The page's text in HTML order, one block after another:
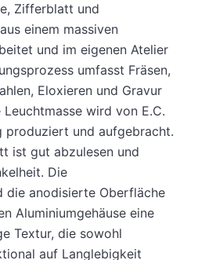
Zifferblatt und
einem massiven
und im eigenen Atelier
umfasst Fräsen,
Eloxieren und Gravur
wird von E.C.
produziert und aufgebracht.
ist gut abzulesen und
Die
die anodisierte Oberfläche
Aluminiumgehäuse eine
Textur, die sowohl
auf Langlebigkeit